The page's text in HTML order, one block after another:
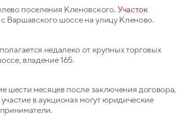
поселения Кленовского.Участок
Варшавского шоссе на улицу Кленово.
недалеко от крупных торговых
владение 165.
шести месяцев после заключения договора,
в аукционах могут юридические